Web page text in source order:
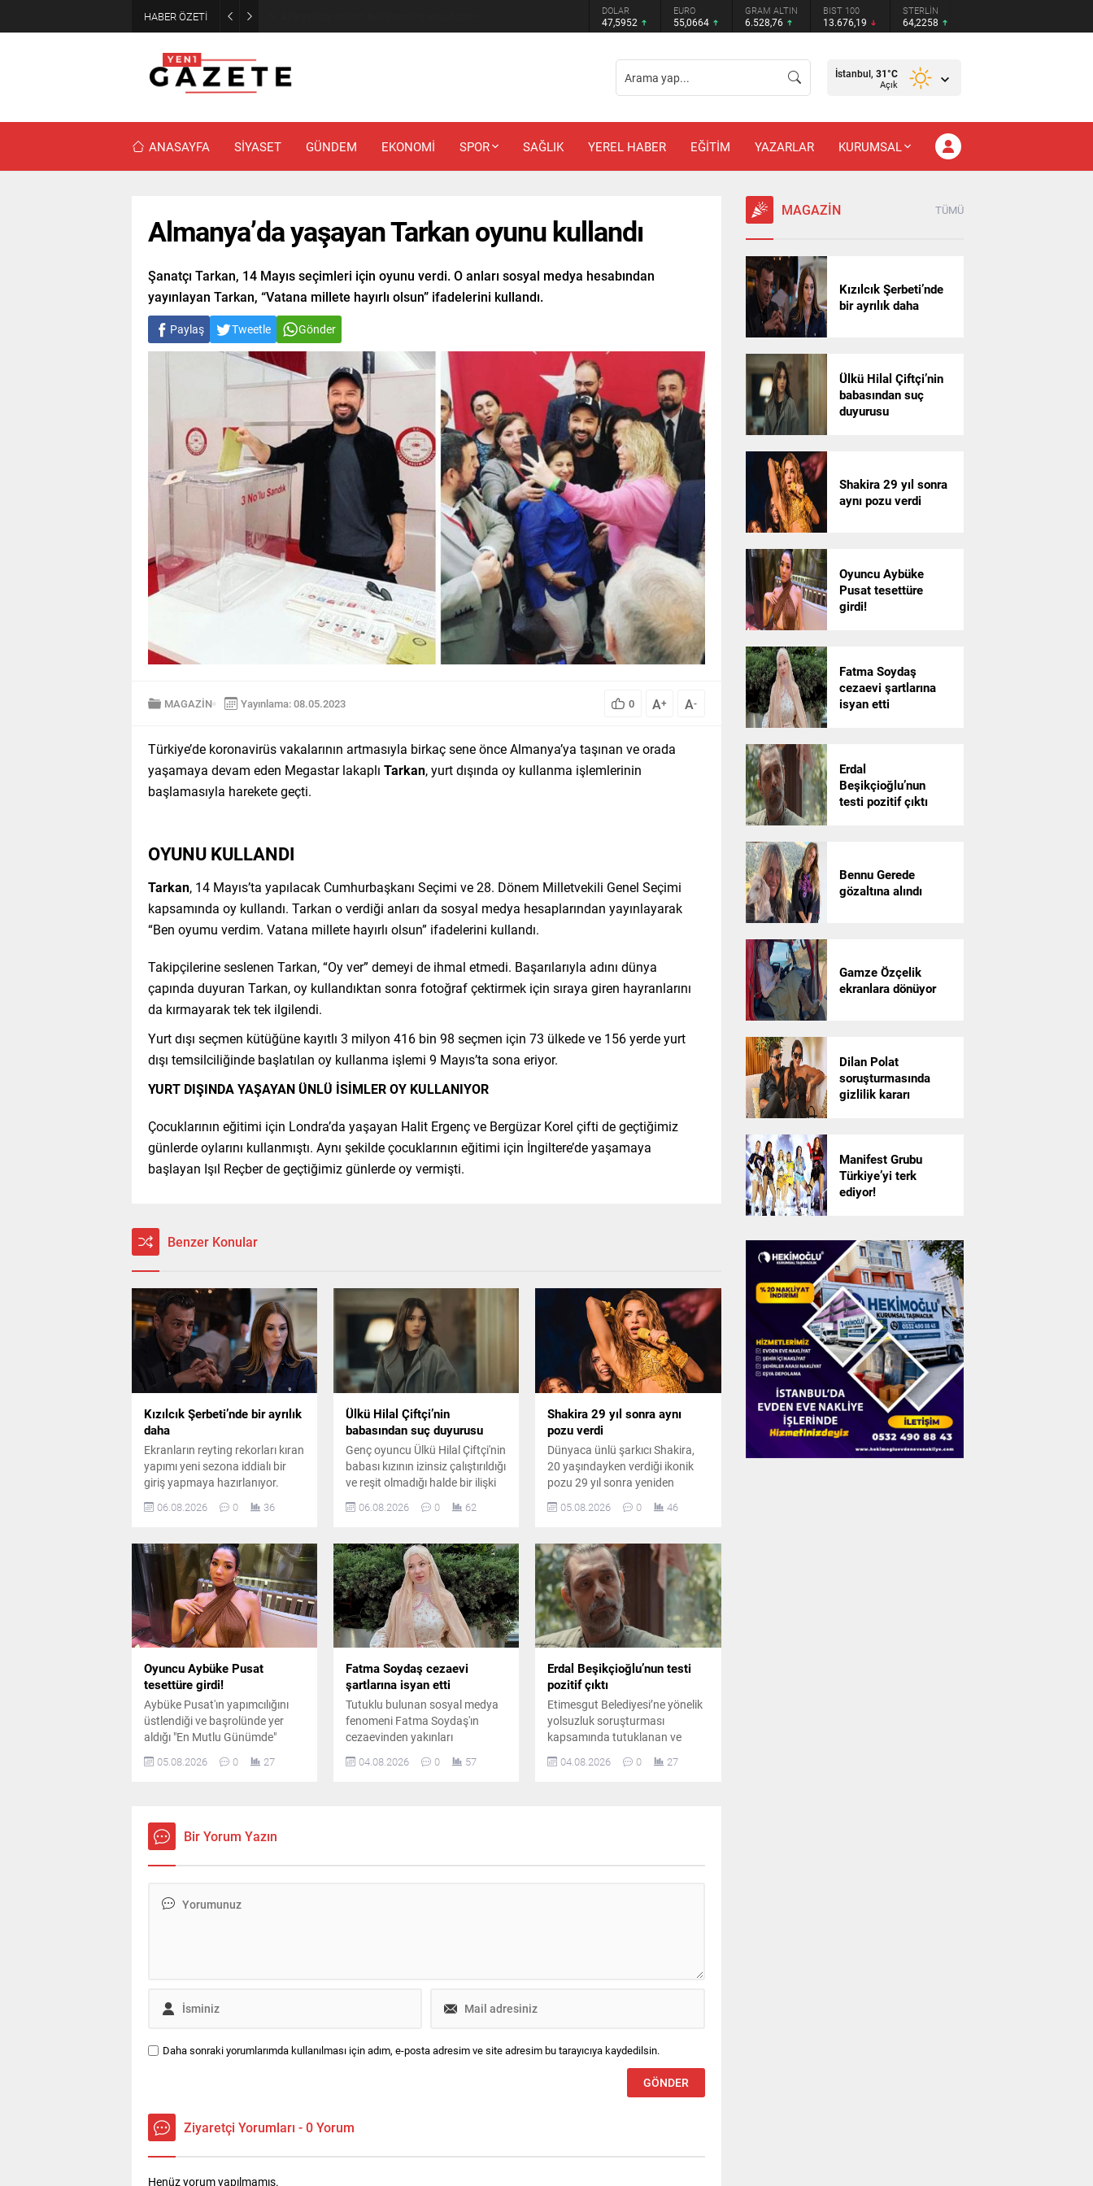
HABER ÖZETİ DOLAR
47,5952
EURO
55,0664
GRAM ALTIN
6.528,76
BIST 100
13.676,19
STERLİN
64,2258
İstanbul, 31°C
Açık
ANASAYFA SİYASET GÜNDEM EKONOMİ SPOR SAĞLIK YEREL HABER EĞİTİM YAZARLAR KURUMSAL
Almanya’da yaşayan Tarkan oyunu kullandı
Şanatçı Tarkan, 14 Mayıs seçimleri için oyunu verdi. O anları sosyal medya hesabından
yayınlayan Tarkan, “Vatana millete hayırlı olsun” ifadelerini kullandı.
Paylaş Tweetle Gönder
MAGAZİN Yayınlama: 08.05.2023 0 A+ A-
Türkiye’de koronavirüs vakalarının artmasıyla birkaç sene önce Almanya’ya taşınan ve orada
yaşamaya devam eden Megastar lakaplı Tarkan, yurt dışında oy kullanma işlemlerinin
başlamasıyla harekete geçti.
OYUNU KULLANDI
Tarkan, 14 Mayıs’ta yapılacak Cumhurbaşkanı Seçimi ve 28. Dönem Milletvekili Genel Seçimi
kapsamında oy kullandı. Tarkan o verdiği anları da sosyal medya hesaplarından yayınlayarak
“Ben oyumu verdim. Vatana millete hayırlı olsun” ifadelerini kullandı.
Takipçilerine seslenen Tarkan, “Oy ver” demeyi de ihmal etmedi. Başarılarıyla adını dünya
çapında duyuran Tarkan, oy kullandıktan sonra fotoğraf çektirmek için sıraya giren hayranlarını
da kırmayarak tek tek ilgilendi.
Yurt dışı seçmen kütüğüne kayıtlı 3 milyon 416 bin 98 seçmen için 73 ülkede ve 156 yerde yurt
dışı temsilciliğinde başlatılan oy kullanma işlemi 9 Mayıs’ta sona eriyor.
YURT DIŞINDA YAŞAYAN ÜNLÜ İSİMLER OY KULLANIYOR
Çocuklarının eğitimi için Londra’da yaşayan Halit Ergenç ve Bergüzar Korel çifti de geçtiğimiz
günlerde oylarını kullanmıştı. Aynı şekilde çocuklarının eğitimi için İngiltere’de yaşamaya
başlayan Işıl Reçber de geçtiğimiz günlerde oy vermişti.
Benzer Konular
Kızılcık Şerbeti’nde bir ayrılık
daha
Ekranların reyting rekorları kıran
yapımı yeni sezona iddialı bir
giriş yapmaya hazırlanıyor.
yaşanırken diziye sürpriz bir
06.08.2026 0 36
Ülkü Hilal Çiftçi’nin
babasından suç duyurusu
Genç oyuncu Ülkü Hilal Çiftçi'nin
babası kızının izinsiz çalıştırıldığı
ve reşit olmadığı halde bir ilişki
başvurdu. Yaşanan gelişmeler
geniş yankı uyandırdı.
06.08.2026 0 62
Shakira 29 yıl sonra aynı
pozu verdi
Dünyaca ünlü şarkıcı Shakira,
20 yaşındayken verdiği ikonik
pozu 29 yıl sonra yeniden
paylaşımı kısa sürede sosyal
05.08.2026 0 46
Oyuncu Aybüke Pusat
tesettüre girdi!
Aybüke Pusat'ın yapımcılığını
üstlendiği ve başrolünde yer
aldığı "En Mutlu Günümde"
filminden ilk kareler paylaşıldı.
Oyuncunun canlandırdığı
05.08.2026 0 27
Fatma Soydaş cezaevi
şartlarına isyan etti
Tutuklu bulunan sosyal medya
fenomeni Fatma Soydaş'ın
cezaevinden yakınları
aracılığıyla gönderdiği öne
sürülen mesajında pişmanlığını
04.08.2026 0 57
Erdal Beşikçioğlu’nun testi
pozitif çıktı
Etimesgut Belediyesi’ne yönelik
yolsuzluk soruşturması
kapsamında tutuklanan ve
görevden uzaklaştırılan Belediye
Başkanı Erdal Beşikçioğlu’nun
04.08.2026 0 27
Bir Yorum Yazın
Daha sonraki yorumlarımda kullanılması için adım, e-posta adresim ve site adresim bu tarayıcıya kaydedilsin.
Ziyaretçi Yorumları - 0 Yorum
Henüz yorum yapılmamış.
MAGAZİN TÜMÜ
Kızılcık Şerbeti’nde
bir ayrılık daha
Ülkü Hilal Çiftçi’nin
babasından suç
duyurusu
Shakira 29 yıl sonra
aynı pozu verdi
Oyuncu Aybüke
Pusat tesettüre
girdi!
Fatma Soydaş
cezaevi şartlarına
isyan etti
Erdal
Beşikçioğlu’nun
testi pozitif çıktı
Bennu Gerede
gözaltına alındı
Gamze Özçelik
ekranlara dönüyor
Dilan Polat
soruşturmasında
gizlilik kararı
Manifest Grubu
Türkiye’yi terk
ediyor!